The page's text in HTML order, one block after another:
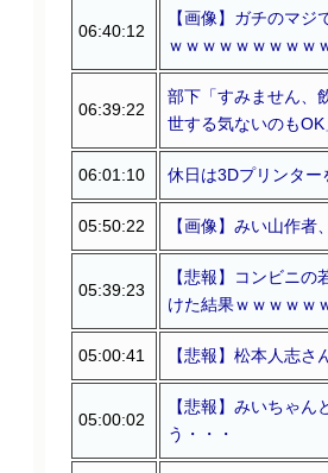
06:40:12
【画像】ガチのマ
ｗｗｗｗｗｗｗｗｗ
06:39:22
部下「すみません、
世する気ないのも
06:01:10 休日は3Dプリンター
05:50:22 【画像】みい山作
05:39:23
【悲報】コンビニ
けた結果ｗｗｗｗｗ
05:00:41 【悲報】松本人志
05:00:02
【悲報】みいちゃ
う・・・